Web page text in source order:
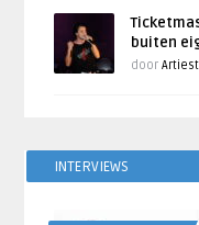
buiten
door
INTERVIEWS